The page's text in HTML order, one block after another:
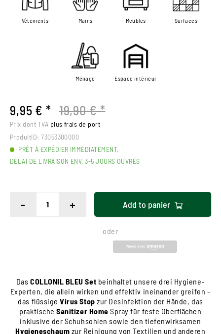
Vêtements Mains Meubles Surfaces
Ménage Espace intérieur
9,95 € * 19,90 € *
Prix dont TVA plus frais de port
ProduitID: 73053300000
PRÊT À EXPÉDIER IMMÉDIATEMENT,
DÉLAI DE LIVRAISON ENV. 3-5 JOURS OUVRÉS
- + Add to panier
oder
DasCOLLONIL BLEU Set beinhaltet unsere drei Hygiene-
Experten, die allein wirken und effektiv ineinander greifen –
das flüssigeVirus Stop zur Desinfektion der Hände, das
praktischeSanitizer HomeSpray für feste Oberflächen
inklusive der Schuhsohlen sowie den tiefenwirksamen
Hygieneschaum zur Reinigung von Textilien und anderen